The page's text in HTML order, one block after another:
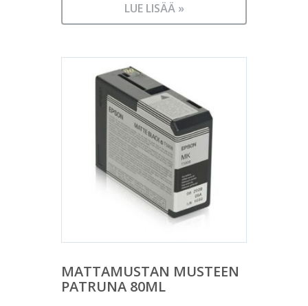
LUE LISÄÄ »
MATTAMUSTAN MUSTEEN
PATRUNA 80ML